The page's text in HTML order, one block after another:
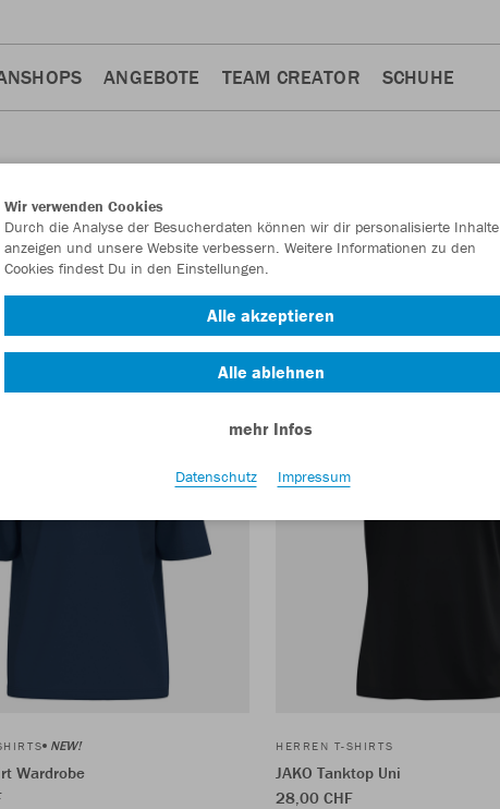
ANGEBOTE TEAM CREATOR SCHUHE
NEW!
Wardrobe
HERREN T-SHIRTS
JAKO Tanktop Uni
28,00 CHF
Wir verwenden Cookies
Durch die Analyse der Besucherdaten können wir dir personalisierte Inhalte
anzeigen und unsere Website verbessern. Weitere Informationen zu den
Cookies findest Du in den Einstellungen.
Alle akzeptieren
Alle ablehnen
mehr Infos
Datenschutz Impressum